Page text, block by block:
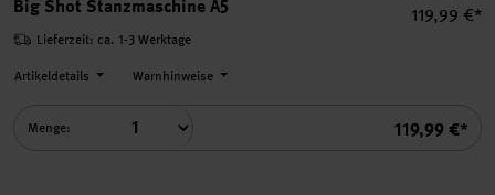
Big Shot Stanzmaschine A5
Einzelpreis
119,99 €*
Summe
119,99 €*
Lieferzeit: ca. 1-3 Werktage
Artikeldetails Warnhinweise
Menge: